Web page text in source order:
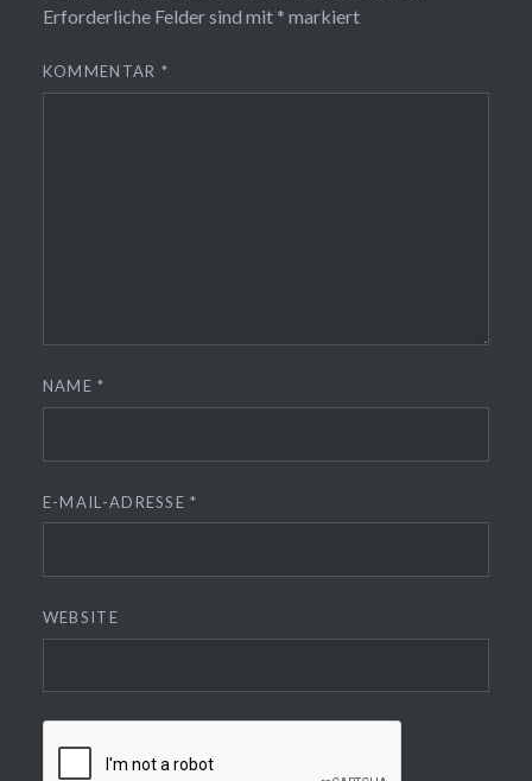
Erforderliche Felder sind mit * markiert
KOMMENTAR *
NAME*
E-MAIL-ADRESSE*
WEBSITE